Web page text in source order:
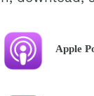
Apple